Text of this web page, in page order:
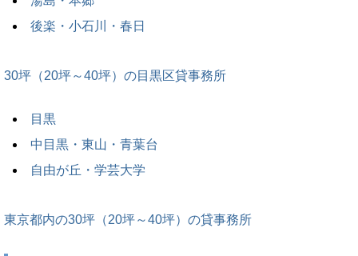
後楽・小石川・春日
30坪（20坪～40坪）の目黒区貸事務所
目黒
中目黒・東山・青葉台
自由が丘・学芸大学
東京都内の30坪（20坪～40坪）の貸事務所